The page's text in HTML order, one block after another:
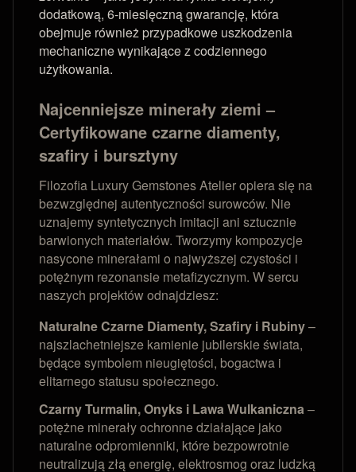
dodatkową, 6-miesięczną gwarancję, która
obejmuje również przypadkowe uszkodzenia
mechaniczne wynikające z codziennego
użytkowania.
Najcenniejsze minerały ziemi –
Certyfikowane czarne diamenty,
szafiry i bursztyny
Filozofia Luxury Gemstones Atelier opiera się na
bezwzględnej autentyczności surowców. Nie
uznajemy syntetycznych imitacji ani sztucznie
barwionych materiałów. Tworzymy kompozycje
nasycone minerałami o najwyższej czystości i
potężnym rezonansie metafizycznym. W sercu
naszych projektów odnajdziesz:
Naturalne Czarne Diamenty, Szafiry i Rubiny–
najszlachetniejsze kamienie jubilerskie świata,
będące symbolem nieugiętości, bogactwa i
elitarnego statusu społecznego.
Czarny Turmalin, Onyks i Lawa Wulkaniczna–
potężne minerały ochronne działające jako
naturalne odpromienniki, które bezpowrotnie
neutralizują złą energię, elektrosmog oraz ludzką